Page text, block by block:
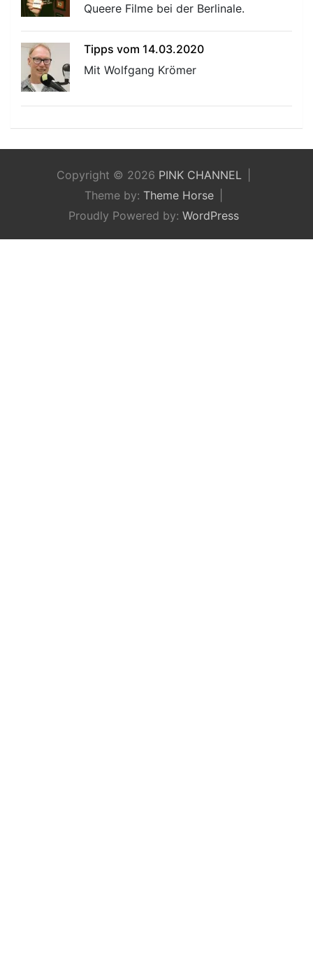
Queere Filme bei der Berlinale.
Tipps vom 14.03.2020
Mit Wolfgang Krömer
Copyright © 2026 PINK CHANNEL
Theme by: Theme Horse
Proudly Powered by: WordPress